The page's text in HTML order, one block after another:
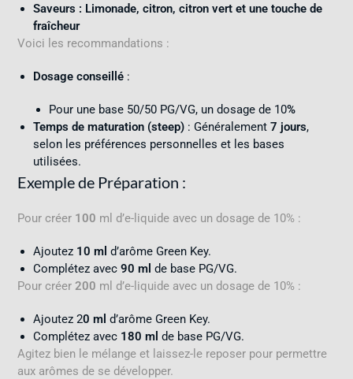
Saveurs : Limonade, citron, citron vert et une touche de
fraîcheur
Voici les recommandations :
Dosage conseillé :
Pour une base 50/50 PG/VG, un dosage de 10%
Temps de maturation (steep) : Généralement7 jours,
selon les préférences personnelles et les bases
utilisées.
Exemple de Préparation :
Pour créer 100 ml d’e-liquide avec un dosage de 10% :
Ajoutez 10 ml d’arôme Green Key.
Complétez avec90 ml de base PG/VG.
Pour créer200 ml d’e-liquide avec un dosage de 10% :
Ajoutez 20 ml d’arôme Green Key.
Complétez avec 180 ml de base PG/VG.
Agitez bien le mélange et laissez-le reposer pour permettre
aux arômes de se développer.